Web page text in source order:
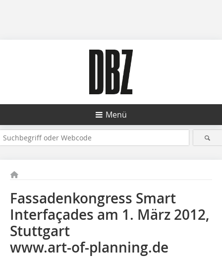
Menü
Fassadenkongress Smart
Interfaçades am 1. März 2012,
Stuttgart
www.art-of-planning.de